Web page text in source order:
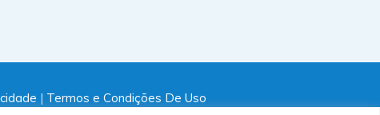
| Termos e Condições De Uso